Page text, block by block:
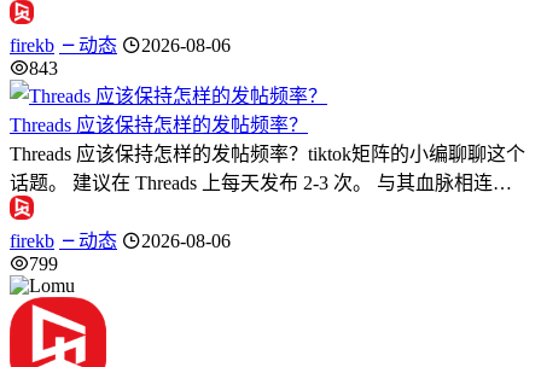
firekb 动态
2026-08-06
843
Threads 应该保持怎样的发帖频率？
Threads 应该保持怎样的发帖频率？tiktok矩阵的小编聊聊这个
话题。 建议在 Threads 上每天发布 2-3 次。 与其血脉相连…
firekb 动态
2026-08-06
799